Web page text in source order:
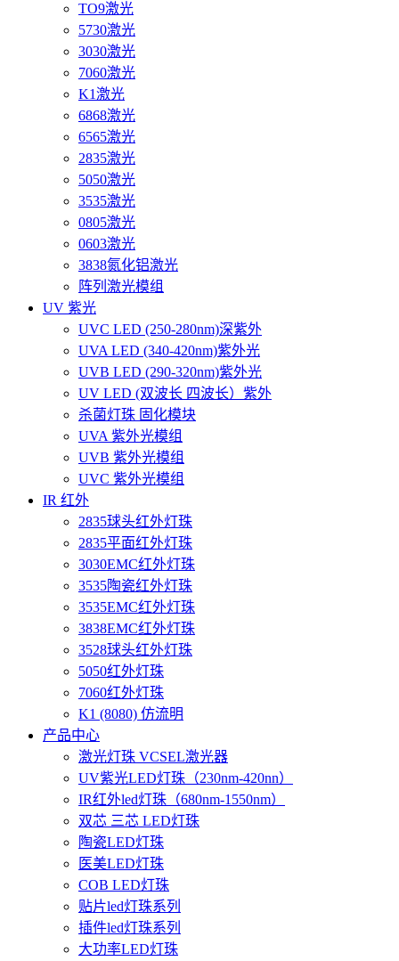
TO9激光
5730激光
3030激光
7060激光
K1激光
6868激光
6565激光
2835激光
5050激光
3535激光
0805激光
0603激光
3838氮化铝激光
阵列激光模组
UV 紫光
UVC LED (250-280nm)深紫外
UVA LED (340-420nm)紫外光
UVB LED (290-320nm)紫外光
UV LED (双波长 四波长）紫外
杀菌灯珠 固化模块
UVA 紫外光模组
UVB 紫外光模组
UVC 紫外光模组
IR 红外
2835球头红外灯珠
2835平面红外灯珠
3030EMC红外灯珠
3535陶瓷红外灯珠
3535EMC红外灯珠
3838EMC红外灯珠
3528球头红外灯珠
5050红外灯珠
7060红外灯珠
K1 (8080) 仿流明
产品中心
激光灯珠 VCSEL激光器
UV紫光LED灯珠（230nm-420nn）
IR红外led灯珠（680nm-1550nm）
双芯 三芯 LED灯珠
陶瓷LED灯珠
医美LED灯珠
COB LED灯珠
贴片led灯珠系列
插件led灯珠系列
大功率LED灯珠